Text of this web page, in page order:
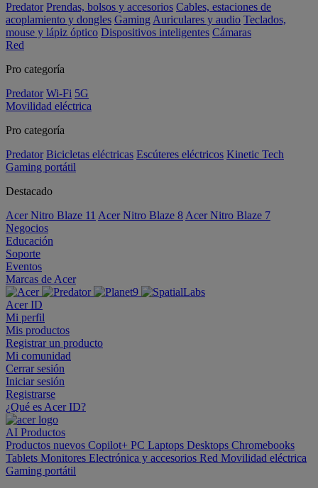
Predator Prendas, bolsos y accesorios Cables, estaciones de
acoplamiento y dongles Gaming Auriculares y audio Teclados,
mouse y lápiz óptico Dispositivos inteligentes Cámaras
Red
Pro categoría
Predator Wi-Fi 5G
Movilidad eléctrica
Pro categoría
Predator Bicicletas eléctricas Escúteres eléctricos Kinetic Tech
Gaming portátil
Destacado
Acer Nitro Blaze 11 Acer Nitro Blaze 8 Acer Nitro Blaze 7
Negocios
Educación
Soporte
Eventos
Marcas de Acer
Acer ID
Mi perfil
Mis productos
Registrar un producto
Mi comunidad
Cerrar sesión
Iniciar sesión
Registrarse
¿Qué es Acer ID?
AI Productos
Productos nuevos Copilot+ PC Laptops Desktops Chromebooks
Tablets Monitores Electrónica y accesorios Red Movilidad eléctrica
Gaming portátil